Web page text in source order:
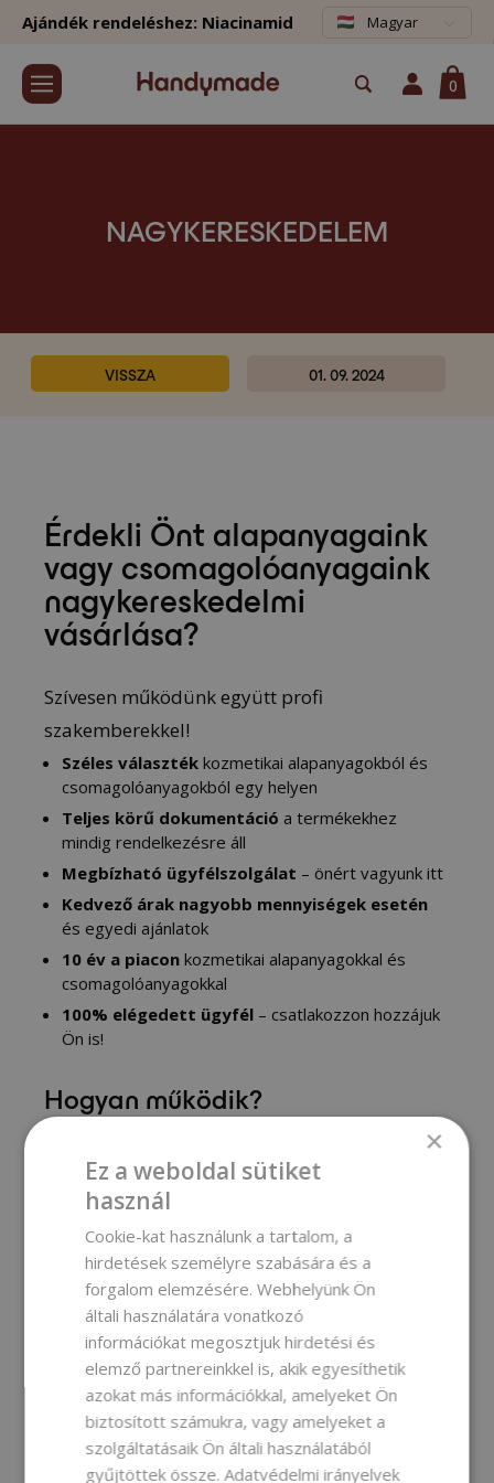
Ajándék rendeléshez: Niacinamid Magyar
0
NAGYKERESKEDELEM
VISSZA 01. 09. 2024
Érdekli Önt alapanyagaink
vagy csomagolóanyagaink
nagykereskedelmi
vásárlása?
Szívesen működünk együtt profi
szakemberekkel!
Széles választék kozmetikai alapanyagokból és
csomagolóanyagokból egy helyen
Teljes körű dokumentáció a termékekhez
mindig rendelkezésre áll
Megbízható ügyfélszolgálat – önért vagyunk itt
Kedvező árak nagyobb mennyiségek esetén
és egyedi ajánlatok
10 év a piacon kozmetikai alapanyagokkal és
csomagolóanyagokkal
100% elégedett ügyfél – csatlakozzon hozzájuk
Ön is!
Hogyan működik?
hivatalos gyártók vagy a kozmetika területén
működő munkavégzési helyek számára van
A regisztráció során elég bejelölni a
„nagykereskedelmi regisztráció”lehetőséget.
Jóváhagyás után hozzáférést kap a
nagykereskedelmi árakhozés a
ajánlatokhoz.
Nincs hivatalos gyártói státusza,
de nagyobb mennyiségben
×
Ez a weboldal sütiket
használ
Cookie-kat használunk a tartalom, a
hirdetések személyre szabására és a
forgalom elemzésére. Webhelyünk Ön
általi használatára vonatkozó
információkat megosztjuk hirdetési és
elemző partnereinkkel is, akik egyesíthetik
azokat más információkkal, amelyeket Ön
biztosított számukra, vagy amelyeket a
szolgáltatásaik Ön általi használatából
gyűjtöttek össze.Adatvédelmi irányelvek